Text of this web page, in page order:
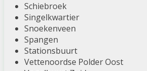
Schiebroek
Singelkwartier
Snoekenveen
Spangen
Stationsbuurt
Vettenoordse Polder Oost